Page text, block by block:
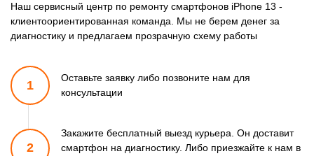
Наш сервисный центр по ремонту смартфонов iPhone 13 -
клиентоориентированная команда. Мы не берем денег за
диагностику и предлагаем прозрачную схему работы
1
Оставьте заявку либо позвоните нам для
консультации
2
Закажите бесплатный выезд курьера. Он доставит
смартфон на диагностику. Либо приезжайте к нам в